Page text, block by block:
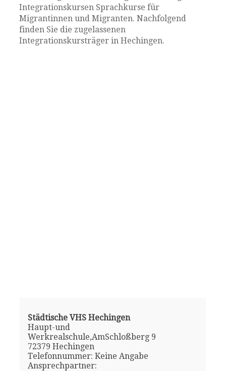
Integrationskursen Sprachkurse für
Migrantinnen und Migranten. Nachfolgend
finden Sie die zugelassenen
Integrationskursträger in Hechingen.
Städtische VHS Hechingen
Haupt-und
Werkrealschule,AmSchloßberg 9
72379 Hechingen
Telefonnummer: Keine Angabe
Ansprechpartner: